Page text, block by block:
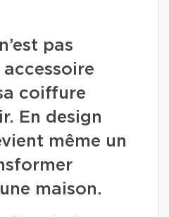
pas
coiffure
En design
même un
maison.